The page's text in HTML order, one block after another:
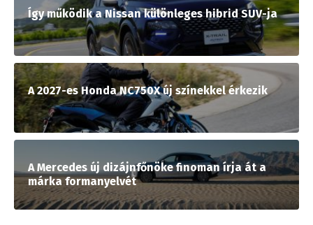
Így működik a Nissan különleges hibrid SUV-ja
A 2027-es Honda NC750X új színekkel érkezik
A Mercedes új dizájnfőnöke finoman írja át a
márka formanyelvét